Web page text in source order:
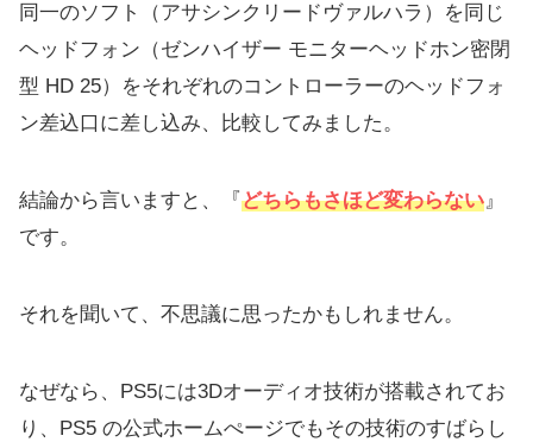
同一のソフト（アサシンクリードヴァルハラ）を同じ
ヘッドフォン（ゼンハイザー モニターヘッドホン密閉
型 HD 25）をそれぞれのコントローラーのヘッドフォ
ン差込口に差し込み、比較してみました。
結論から言いますと、『 どちらもさほど変わらない』
です。
それを聞いて、不思議に思ったかもしれません。
なぜなら、PS5には3Dオーディオ技術が搭載されてお
り、PS5 の公式ホームぺージでもその技術のすばらし